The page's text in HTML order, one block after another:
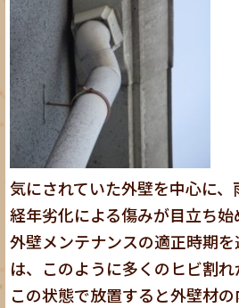
気にされていた外壁を中心に
経年劣化による傷みが目立ち始
外壁メンテナンスの適正時期
は、このように多くのヒビ割れ
この状態で放置すると外壁材